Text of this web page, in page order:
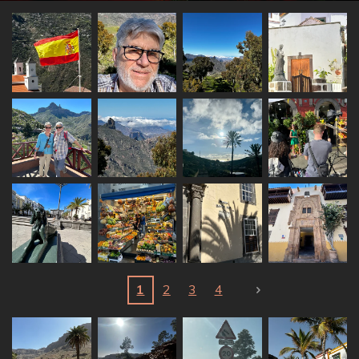
1 2 3 4